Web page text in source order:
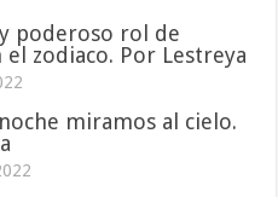
poderoso rol de
zodiaco. Por Lestreya
miramos al cielo.